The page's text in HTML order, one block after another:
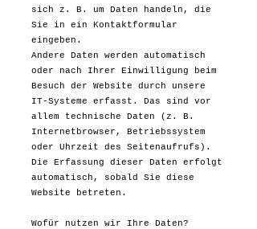
sich z. B. um Daten handeln, die
Sie in ein Kontaktformular
eingeben.
Andere Daten werden automatisch
oder nach Ihrer Einwilligung beim
Besuch der Website durch unsere
IT-Systeme erfasst. Das sind vor
allem technische Daten (z. B.
Internetbrowser, Betriebssystem
oder Uhrzeit des Seitenaufrufs).
Die Erfassung dieser Daten erfolgt
automatisch, sobald Sie diese
Website betreten.
Wofür nutzen wir Ihre Daten?